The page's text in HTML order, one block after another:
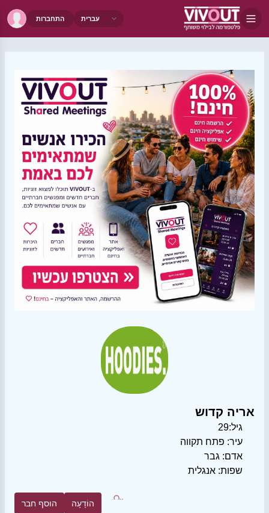
התחברות
אריה קדוש
גיל:29
עיר: פתח תקווה
אדם: גבר
שפות: אנגלית
הוסף חבר הוֹדָעָה